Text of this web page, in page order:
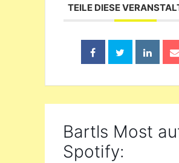
TEILE DIESE
Bartls Most
Spotify: